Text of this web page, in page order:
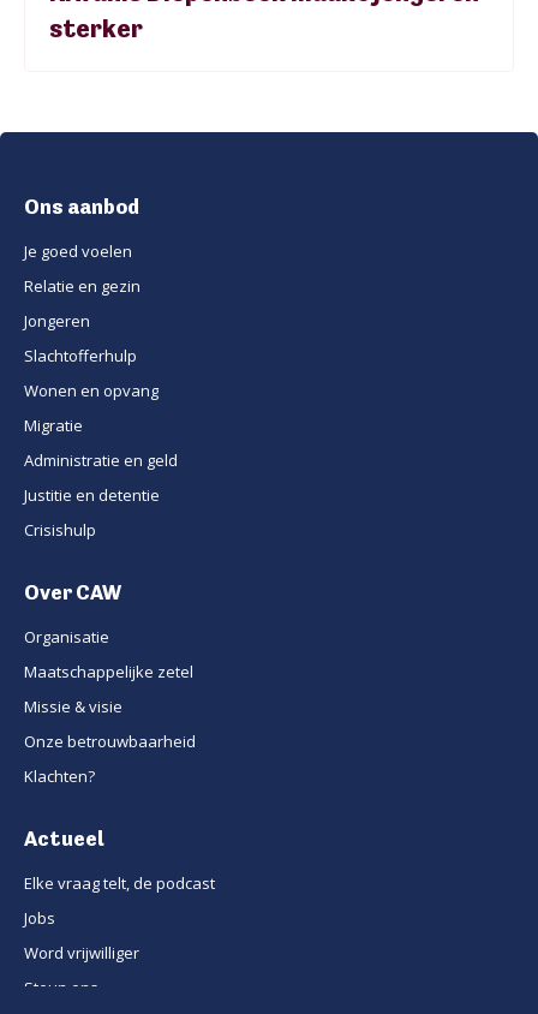
sterker
Ons aanbod
Je goed voelen
Relatie en gezin
Jongeren
Slachtofferhulp
Wonen en opvang
Migratie
Administratie en geld
Justitie en detentie
Crisishulp
Over CAW
Organisatie
Maatschappelijke zetel
Missie & visie
Onze betrouwbaarheid
Klachten?
Actueel
Elke vraag telt, de podcast
Jobs
Word vrijwilliger
Steun ons